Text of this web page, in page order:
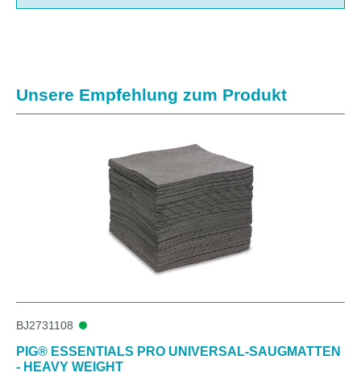
Produktgalerie überspringen
Unsere Empfehlung zum Produkt
BJ2731108
PIG® ESSENTIALS PRO UNIVERSAL-SAUGMATTEN
- HEAVY WEIGHT